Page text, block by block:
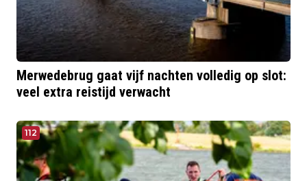
Merwedebrug gaat vijf nachten volledig op slot:
veel extra reistijd verwacht
112